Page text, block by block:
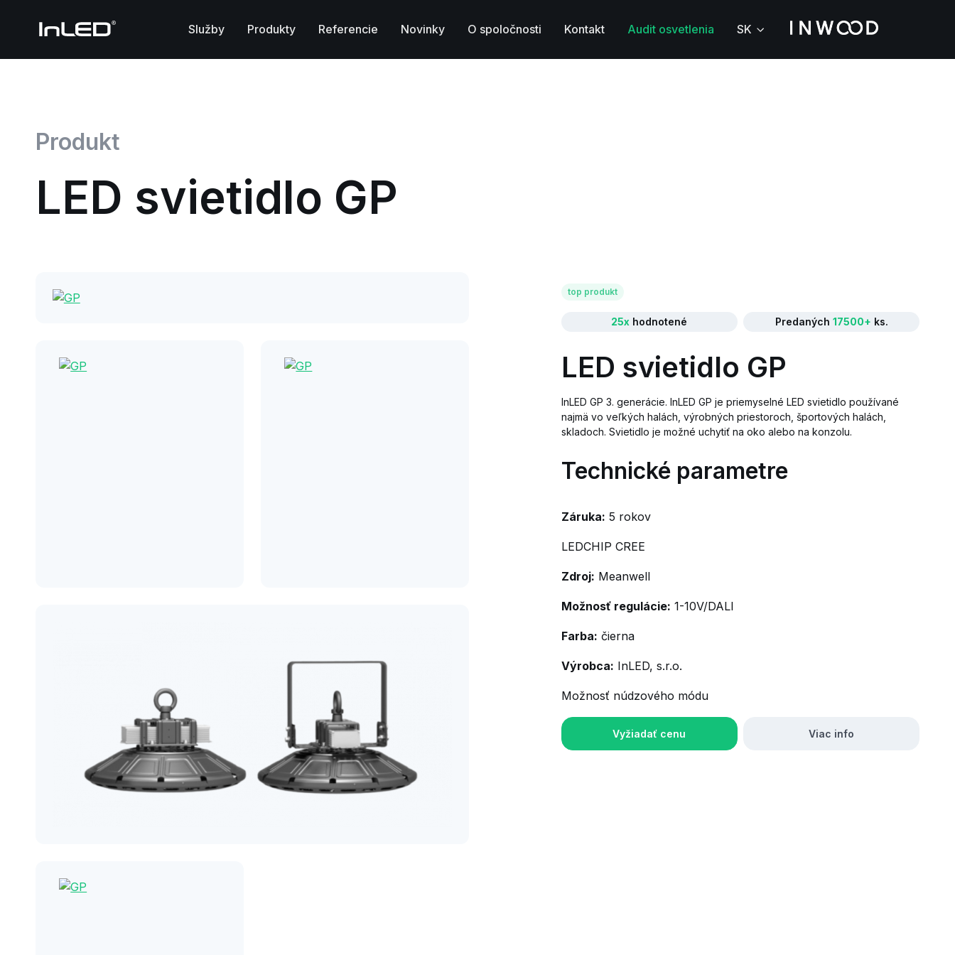
Služby Produkty Referencie Novinky O spoločnosti Kontakt Audit osvetlenia SK
Produkt
LED svietidlo GP
top produkt
25x hodnotené Predaných 17500+ ks.
LED svietidlo GP
InLED GP 3. generácie. InLED GP je priemyselné LED svietidlo používané
najmä vo veľkých halách, výrobných priestoroch, športových halách,
skladoch. Svietidlo je možné uchytiť na oko alebo na konzolu.
Technické parametre
Záruka: 5 rokov
LEDCHIP CREE
Zdroj: Meanwell
Možnosť regulácie: 1-10V/DALI
Farba: čierna
Výrobca: InLED, s.r.o.
Možnosť núdzového módu
Vyžiadať cenu Viac info